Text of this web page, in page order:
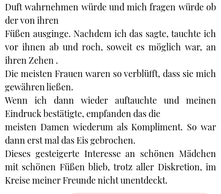
Duft wahrnehmen würde und mich fragen würde ob
der von ihren
Füßen ausginge. Nachdem ich das sagte, tauchte ich
vor ihnen ab und roch, soweit es möglich war, an
ihren Zehen .
Die meisten Frauen waren so verblüfft, dass sie mich
gewähren ließen.
Wenn ich dann wieder auftauchte und meinen
Eindruck bestätigte, empfanden das die
meisten Damen wiederum als Kompliment. So war
dann erst mal das Eis gebrochen.
Dieses gesteigerte Interesse an schönen Mädchen
mit schönen Füßen blieb, trotz aller Diskretion, im
Kreise meiner Freunde nicht unentdeckt.